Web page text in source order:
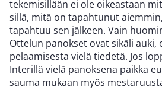
tekemisillään ei ole oikeastaan
sillä, mitä on tapahtunut
tapahtuu sen jälkeen. Vain
Ottelun panokset ovat sikäli
pelaamisesta vielä tiedetä. Jos
Interillä vielä panoksena paikka
sauma mukaan myös